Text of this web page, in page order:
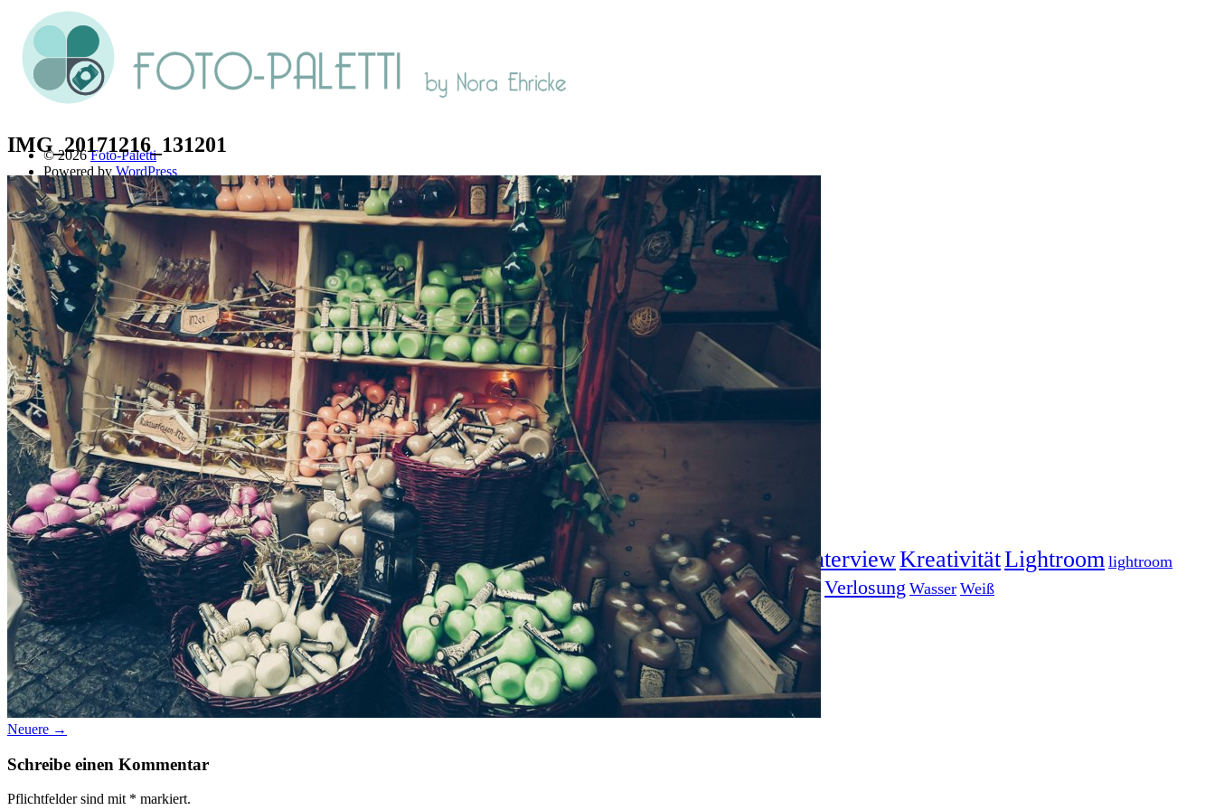
IMG_20171216_131201
Neuere →
Schreibe einen Kommentar
Pflichtfelder sind mit * markiert.
© 2026Foto-Paletti
Powered by WordPress
Theme: Renkon vonElmastudio
Home
Portfolio
Florales
Menschen
Stadt und Land
Weitere Fotoblogs
Über mich
Impressum
Datenschutz
Suche
TAG CLOUD
Blogparade Blumen Buchempfehlung design DIY Farben Filter Fotoprojekt Frühling Getestet Gewinner Herbst InterviewKreativitätLightroom lightroom
tipps Makro Monochrom Produkttest S-/W Schnee Schwarz-Weiß SEO Sommer Stockfotografie Streetfotografie TopDogsVerlosung Wasser Weiß